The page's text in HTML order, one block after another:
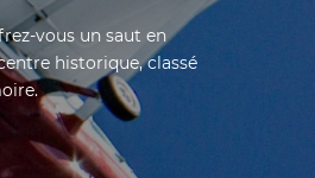
vous un saut en
historique, classé